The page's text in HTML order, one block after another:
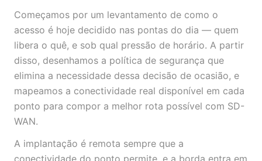
Começamos por um levantamento de como o
acesso é hoje decidido nas pontas do dia — quem
libera o quê, e sob qual pressão de horário. A partir
disso, desenhamos a política de segurança que
elimina a necessidade dessa decisão de ocasião, e
mapeamos a conectividade real disponível em cada
ponto para compor a melhor rota possível com SD-
WAN.
A implantação é remota sempre que a